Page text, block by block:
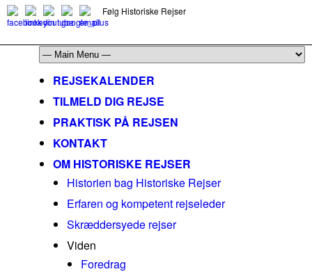
Følg Historiske Rejser
REJSEKALENDER
TILMELD DIG REJSE
PRAKTISK PÅ REJSEN
KONTAKT
OM HISTORISKE REJSER
Historien bag Historiske Rejser
Erfaren og kompetent rejseleder
Skræddersyede rejser
Viden
Foredrag